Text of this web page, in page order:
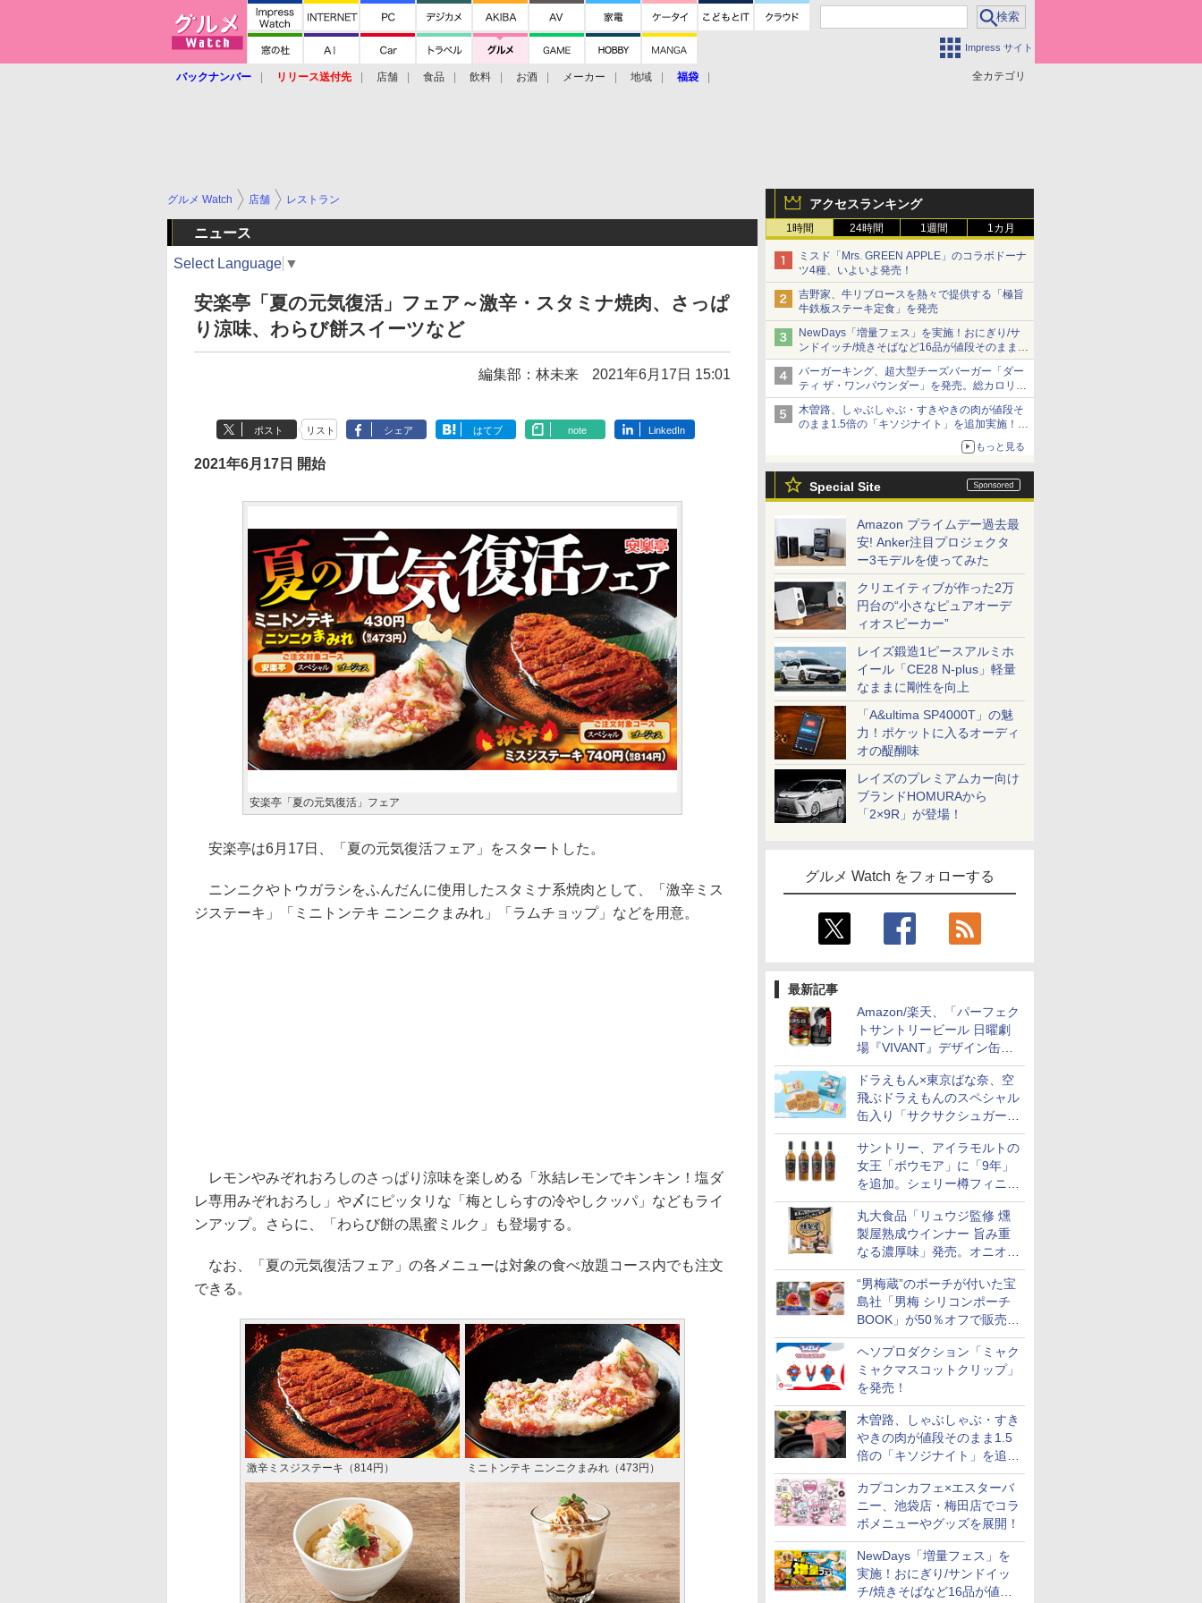
Impress サイト
全カテゴリ
バックナンバー リリース送付先 店舗 食品 飲料 お酒 メーカー 地域 福袋
アクセスランキング
1時間 24時間 1週間 1カ月
ミスド「Mrs. GREEN APPLE」のコラボドーナ
ツ4種、いよいよ発売！
吉野家、牛リブロースを熱々で提供する「極旨
牛鉄板ステーキ定食」を発売
NewDays「増量フェス」を実施！おにぎり/サ
ンドイッチ/焼きそばなど16品が値段そのままで
ボリュームアップ
バーガーキング、超大型チーズバーガー「ダー
ティ ザ・ワンパウンダー」を発売。総カロリー
約1656kcal、総重量約527g！
木曽路、しゃぶしゃぶ・すきやきの肉が値段そ
のまま1.5倍の「キソジナイト」を追加実施！
もっと見る
Special Site
Amazon プライムデー過去最
安! Anker注目プロジェクタ
ー3モデルを使ってみた
クリエイティブが作った2万
円台の“小さなピュアオーデ
ィオスピーカー”
レイズ鍛造1ピースアルミホ
イール「CE28 N-plus」軽量
なままに剛性を向上
「A&ultima SP4000T」の魅
力！ポケットに入るオーディ
オの醍醐味
レイズのプレミアムカー向け
ブランドHOMURAから
「2×9R」が登場！
グルメ Watch をフォローする
最新記事
Amazon/楽天、「パーフェク
トサントリービール 日曜劇
場『VIVANT』デザイン缶」
販売開始
ドラえもん×東京ばな奈、空
飛ぶドラえもんのスペシャル
缶入り「サクサクシュガーバ
ター」を発売
サントリー、アイラモルトの
女王「ボウモア」に「9年」
を追加。シェリー樽フィニッ
シュの12/15/18年も通年販売
に
丸大食品「リュウジ監修 燻
製屋熟成ウインナー 旨み重
なる濃厚味」発売。オニオン
やガーリックの食べ応え
“男梅蔵”のポーチが付いた宝
島社「男梅 シリコンポーチ
BOOK」が50％オフで販売
中！
ヘソプロダクション「ミャク
ミャクマスコットクリップ」
を発売！
木曽路、しゃぶしゃぶ・すき
やきの肉が値段そのまま1.5
倍の「キソジナイト」を追加
実施！水・日曜夜限定
カプコンカフェ×エスターバ
ニー、池袋店・梅田店でコラ
ボメニューやグッズを展開！
NewDays「増量フェス」を
実施！おにぎり/サンドイッ
チ/焼きそばなど16品が値段
グルメ Watch 店舗 レストラン
ニュース
Select Language ▼
安楽亭「夏の元気復活」フェア～激辛・スタミナ焼肉、さっぱ
り涼味、わらび餅スイーツなど
編集部：林未来 2021年6月17日 15:01
ポスト リスト シェア はてブ note LinkedIn
2021年6月17日 開始
安楽亭「夏の元気復活」フェア
安楽亭は6月17日、「夏の元気復活フェア」をスタートした。
ニンニクやトウガラシをふんだんに使用したスタミナ系焼肉として、「激辛ミス
ジステーキ」「ミニトンテキ ニンニクまみれ」「ラムチョップ」などを用意。
レモンやみぞれおろしのさっぱり涼味を楽しめる「氷結レモンでキンキン！塩ダ
レ専用みぞれおろし」や〆にピッタリな「梅としらすの冷やしクッパ」などもライ
ンアップ。さらに、「わらび餅の黒蜜ミルク」も登場する。
なお、「夏の元気復活フェア」の各メニューは対象の食べ放題コース内でも注文
できる。
激辛ミスジステーキ（814円） ミニトンテキ ニンニクまみれ（473円）